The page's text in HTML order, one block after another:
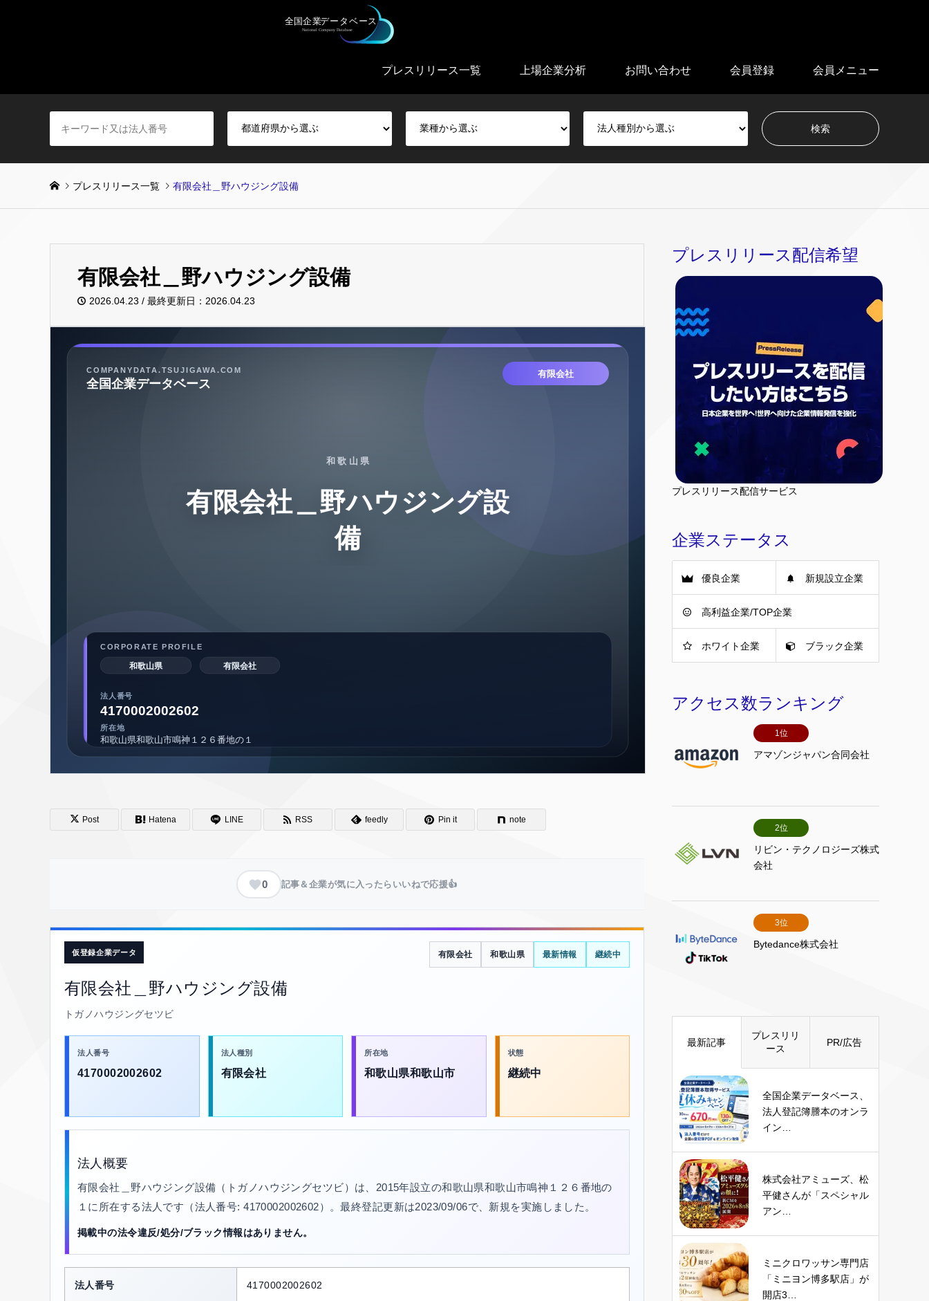
プレスリリース一覧 上場企業分析 お問い合わせ 会員登録 会員メニュー
プレスリリース一覧 有限会社＿野ハウジング設備
有限会社＿野ハウジング設備
2026.04.23 / 最終更新日：2026.04.23
Post Hatena LINE RSS feedly Pin it note
0 記事＆企業が気に入ったらいいねで応援👍
仮登録企業データ
有限会社＿野ハウジング設備
トガノハウジングセツビ
有限会社 和歌山県 最新情報 継続中
法人番号
4170002002602
法人種別
有限会社
所在地
和歌山県和歌山市
状態
継続中
法人概要
有限会社＿野ハウジング設備（トガノハウジングセツビ）は、2015年設立の和歌山県和歌山市鳴神１２６番地の
１に所在する法人です（法人番号: 4170002002602）。最終登記更新は2023/09/06で、新規を実施しました。
掲載中の法令違反/処分/ブラック情報はありません。
法人番号 4170002002602
プレスリリース配信希望
プレスリリース配信サービス
企業ステータス
優良企業 新規設立企業
高利益企業/TOP企業
ホワイト企業 ブラック企業
アクセス数ランキング
1位
アマゾンジャパン合同会社
2位
リビン・テクノロジーズ株式
会社
3位
Bytedance株式会社
最新記事
プレスリリ
ース
PR/広告
全国企業データベース、
法人登記簿謄本のオンラ
イン…
株式会社アミューズ、松
平健さんが「スペシャル
アン…
ミニクロワッサン専門店
「ミニヨン博多駅店」が
開店3…